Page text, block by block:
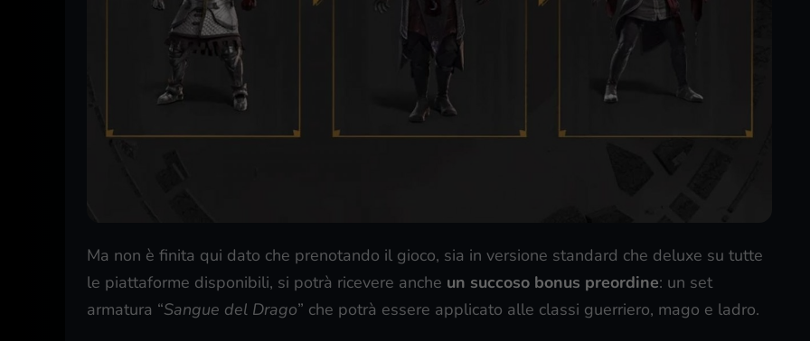
Ma non è finita qui dato che prenotando il gioco, sia in versione standard che deluxe su tutte
le piattaforme disponibili, si potrà ricevere anche un succoso bonus preordine: un set
armatura “Sangue del Drago” che potrà essere applicato alle classi guerriero, mago e ladro.